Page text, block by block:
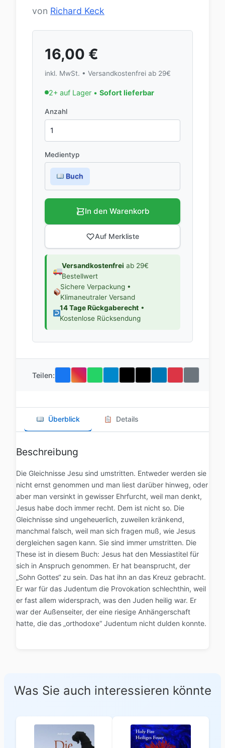
von Richard Keck
16,00 €
inkl. MwSt. • Versandkostenfrei ab 29€
2+ auf Lager • Sofort lieferbar
Anzahl
Medientyp
Buch
In den Warenkorb
Auf Merkliste
Versandkostenfrei ab 29€
Bestellwert
Sichere Verpackung •
Klimaneutraler Versand
14 Tage Rückgaberecht•
Kostenlose Rücksendung
Teilen:
Überblick Details
Beschreibung
Die Gleichnisse Jesu sind umstritten. Entweder werden sie
nicht ernst genommen und man liest darüber hinweg, oder
aber man versinkt in gewisser Ehrfurcht, weil man denkt,
Jesus habe doch immer recht. Dem ist nicht so. Die
Gleichnisse sind ungeheuerlich, zuweilen kränkend,
manchmal falsch, weil man sich fragen muß, wie Jesus
dergleichen sagen kann. Sie sind immer umstritten. Die
These ist in diesem Buch: Jesus hat den Messiastitel für
sich in Anspruch genommen. Er hat beansprucht, der
„Sohn Gottes“ zu sein. Das hat ihn an das Kreuz gebracht.
Er war für das Judentum die Provokation schlechthin, weil
er fast allem widersprach, was den Juden heilig war. Er
war der Außenseiter, der eine riesige Anhängerschaft
hatte, die das „orthodoxe“ Judentum nicht dulden konnte.
Was Sie auch interessieren könnte